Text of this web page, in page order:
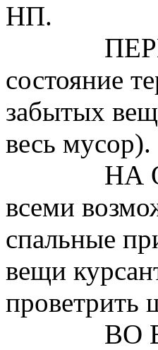
НП.
состояние
забытых
весь мусор).
НА
всеми
спальные
вещи
проветрить
ВО